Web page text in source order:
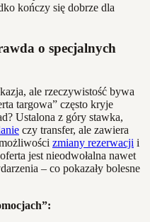
kończy się dobrze dla
o specjalnych
ale rzeczywistość bywa
targowa” często kryje
Ustalona z góry stawka,
czy transfer, ale zawiera
zmiany rezerwacji i
jest nieodwołalna nawet
– co pokazały bolesne